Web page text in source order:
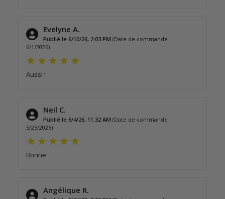
Evelyne A.
Publié le 6/10/26, 2:03 PM (Date de commande :
6/1/2026)
Aussi !
Neil C.
Publié le 6/4/26, 11:32 AM (Date de commande :
5/25/2026)
Bonne
Angélique R.